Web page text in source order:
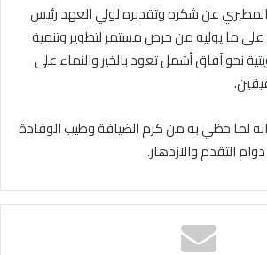
المطيري عن شكره وتقديره لولي العهد رئيس
على ما يوليه من حرص مستمر لتطوير وتنمية
نحو آفاق أشمل تعود بالخير والنماء على
لما حظي به من كرم الضيافة وطيب الوفادة
التقدم والازدهار.